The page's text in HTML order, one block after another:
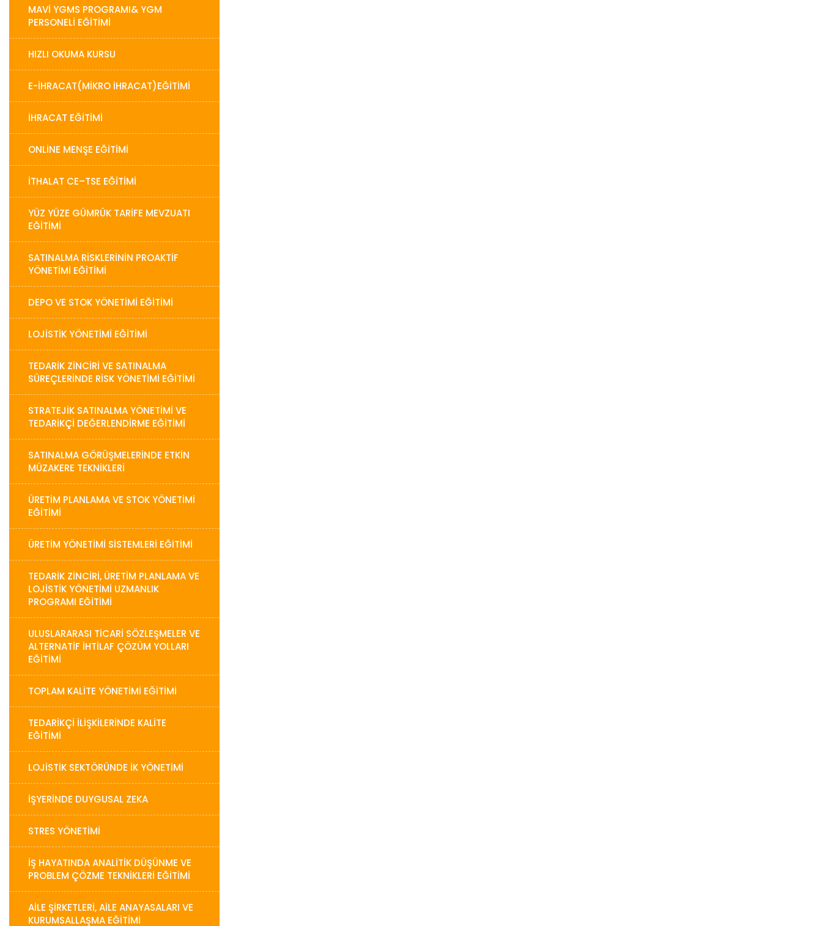
MAVİ YGMS PROGRAMI& YGM
PERSONELİ EĞİTİMİ
HIZLI OKUMA KURSU
E-İHRACAT(MİKRO İHRACAT)EĞİTİMİ
İHRACAT EĞITIMI
ONLINE MENŞE EĞITIMI
İTHALAT CE–TSE EĞITIMI
YÜZ YÜZE GÜMRÜK TARİFE MEVZUATI
EĞİTİMİ
SATINALMA RISKLERININ PROAKTIF
YÖNETIMI EĞITIMI
DEPO VE STOK YÖNETIMI EĞITIMI
LOJISTIK YÖNETIMI EĞITIMI
TEDARIK ZINCIRI VE SATINALMA
SÜREÇLERINDE RISK YÖNETIMI EĞITIMI
STRATEJIK SATINALMA YÖNETIMI VE
TEDARIKÇI DEĞERLENDIRME EĞITIMI
SATINALMA GÖRÜŞMELERINDE ETKIN
MÜZAKERE TEKNIKLERI
ÜRETIM PLANLAMA VE STOK YÖNETIMI
EĞITIMI
ÜRETIM YÖNETIMI SISTEMLERI EĞITIMI
TEDARIK ZINCIRI, ÜRETIM PLANLAMA VE
LOJISTIK YÖNETIMI UZMANLIK
PROGRAMI EĞITIMI
ULUSLARARASI TICARI SÖZLEŞMELER VE
ALTERNATIF İHTILAF ÇÖZÜM YOLLARI
EĞITIMI
TOPLAM KALITE YÖNETIMI EĞITIMI
TEDARIKÇI İLIŞKILERINDE KALITE
EĞITIMI
LOJISTIK SEKTÖRÜNDE İK YÖNETIMI
İŞYERINDE DUYGUSAL ZEKA
STRES YÖNETIMI
İŞ HAYATINDA ANALITIK DÜŞÜNME VE
PROBLEM ÇÖZME TEKNIKLERI EĞITIMI
AILE ŞIRKETLERI, AILE ANAYASALARI VE
KURUMSALLAŞMA EĞITIMI